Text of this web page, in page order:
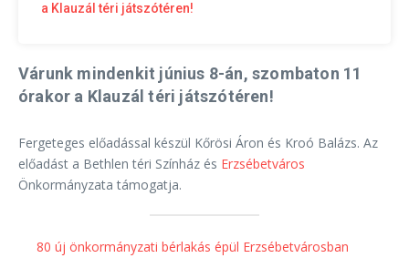
a Klauzál téri játszótéren!
Várunk mindenkit június 8-án, szombaton 11
órakor a Klauzál téri játszótéren!
Fergeteges előadással készül Kőrösi Áron és Kroó Balázs. Az
előadást a Bethlen téri Színház és Erzsébetváros
Önkormányzata támogatja.
80 új önkormányzati bérlakás épül Erzsébetvárosban